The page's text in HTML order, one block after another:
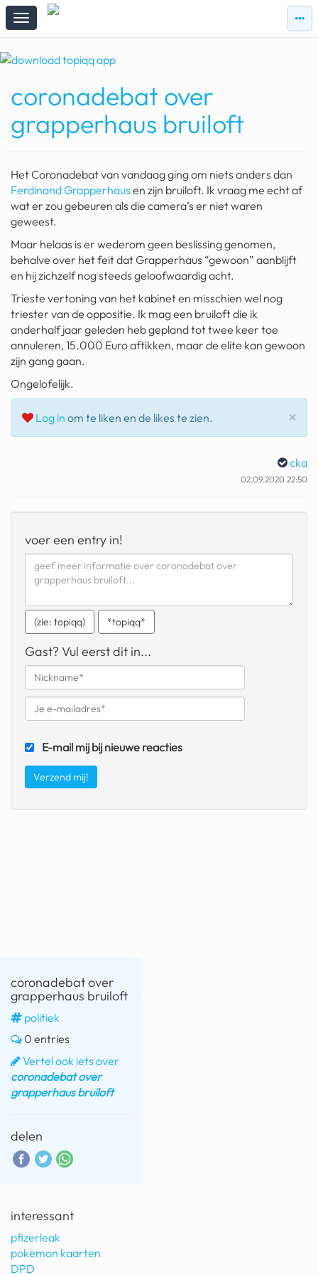
zie
topiqqs
zie
#vandaag
Topiqqs Reacties
spelen bij beelen
pokemon kaarten
fomo
21.4 procent btw
deepseek
groenland
geochelone yniphora
wibra
blokker
dubai chocolade
boring phone
bakelse princess taart
dunkin donuts
ryanair
dpd
fatbike
nord stream
rachael gunn
yusuf dikeç
armand duplantis
coronadebat over
grapperhaus bruiloft
Het Coronadebat van vandaag ging om niets anders dan
Ferdinand Grapperhaus en zijn bruiloft. Ik vraag me echt af
wat er zou gebeuren als die camera’s er niet waren
geweest.
Maar helaas is er wederom geen beslissing genomen,
behalve over het feit dat Grapperhaus “gewoon” aanblijft
en hij zichzelf nog steeds geloofwaardig acht.
Trieste vertoning van het kabinet en misschien wel nog
triester van de oppositie. Ik mag een bruiloft die ik
anderhalf jaar geleden heb gepland tot twee keer toe
annuleren, 15.000 Euro aftikken, maar de elite kan gewoon
zijn gang gaan.
Ongelofelijk.
×
Log in om te liken en de likes te zien.
cka
02.09.2020 22:50
voer een entry in!
(zie: topiqq) *topiqq*
Gast? Vul eerst dit in...
E-mail mij bij nieuwe reacties
coronadebat over
grapperhaus bruiloft
politiek
0 entries
Vertel ook iets over
coronadebat over
grapperhaus bruiloft
delen
interessant
pfizerleak
pokemon kaarten
DPD